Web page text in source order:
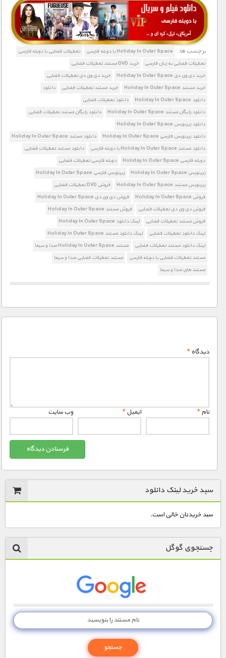
1900 تومان – خريد لينک دانلود (افزودن به سبد خريد)
برچسب ها: Holiday In Outer Space با دوبله فارسی
تعطیلات فضایی با دوبله فارسی
تعطیلات فضایی به زبان فارسی
خرید DVD مستند تعطیلات فضایی
خرید دی وی دی Holiday In Outer Space
خرید دی وی دی تعطیلات فضایی
خرید مستند Holiday In Outer Space
خرید مستند تعطیلات فضایی
دانلود
دانلود Holiday In Outer Space
دانلود تعطیلات فضایی
دانلود رایگان مستند Holiday In Outer Space
دانلود رایگان مستند تعطیلات فضایی
دانلود زیرنویس Holiday In Outer Space
دانلود زیرنویس فارسی Holiday In Outer Space
دانلود مستند Holiday In Outer Space
دانلود مستند Holiday In Outer Space با دوبله فارسی
دانلود مستند تعطیلات فضایی
دوبله فارسی Holiday In Outer Space
دوبله فارسی تعطیلات فضایی
زیرنویس Holiday In Outer Space
زیرنویس فارسی Holiday In Outer Space
زیرنویس مستند Holiday In Outer Space
فروش DVD تعطیلات فضایی
فروش Holiday In Outer Space
فروش دی وی دی Holiday In Outer Space
فروش دی وی دی تعطیلات فضایی
فروش مستند Holiday In Outer Space
فروش مستند تعطیلات فضایی
لینک دانلود Holiday In Outer Space
لینک دانلود تعطیلات فضایی
لینک دانلود مستند Holiday In Outer Space
لینک دانلود مستند تعطیلات فضایی
مستند Holiday In Outer Space صدا و سیما
مستند تعطیلات فضایی با دوبله فارسی
مستند تعطیلات فضایی صدا و سیما
مستند های صدا و سیما
دیدگاه*
نام* ایمیل* وب‌ سایت
سبد خرید لینک دانلود
سبد خریدتان خالی است.
جستجوی گوگل